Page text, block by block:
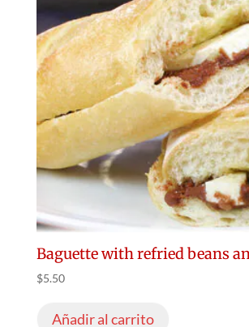
Baguette with refried beans
$5.50
Añadir al carrito